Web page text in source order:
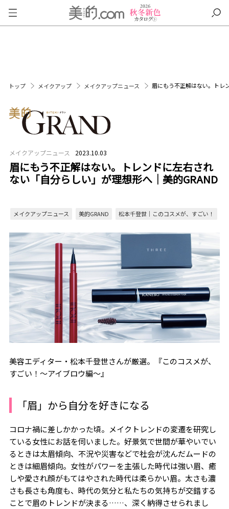
トップ メイクアップ メイクアップニュース 眉にもう不正解はない。トレ
メイクアップニュース 2023.10.03
眉にもう不正解はない。トレンドに左右され
ない「自分らしい」が理想形へ｜美的GRAND
メイクアップニュース 美的GRAND 松本千登世｜このコスメが、すごい！
美容エディター・松本千登世さんが厳選。『このコスメが、
すごい！～アイブロウ編～』
「眉」から自分を好きになる
コロナ禍に差しかかった頃。メイクトレンドの変遷を研究し
ている女性にお話を伺いました。好景気で世間が華やいでい
るときは太眉傾向、不況や災害などで社会が沈んだムードの
ときは細眉傾向。女性がパワーを主張した時代は強い眉、癒
しや愛され顔がもてはやされた時代は柔らかい眉。太さも濃
さも長さも角度も、時代の気分と私たちの気持ちが交錯する
ことで眉のトレンドが決まる……、深く納得させられまし